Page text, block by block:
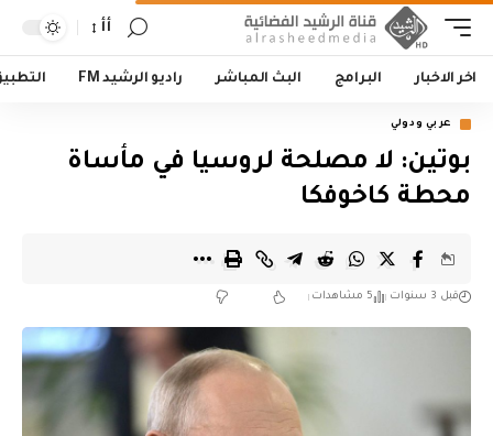
أأ
اخر الاخبار البرامج البث المباشر راديو الرشيد FM
عربي ودولي
بوتين: لا مصلحة لروسيا في مأساة
محطة كاخوفكا
قبل 3 سنوات 5 مشاهدات